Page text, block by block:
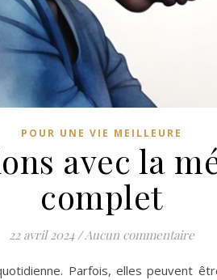
POUR UNE VIE MEILLEURE
avec la
complet
22 avril 2024 / Aucun commentaire
Parfois, elles peuvent